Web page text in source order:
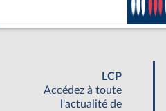
LCP
Accédez à toute
l'actualité de